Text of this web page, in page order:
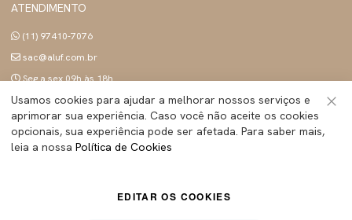
ATENDIMENTO
(11) 97410-7076
sac@aluf.com.br
Seg a sex 09h às 18h
SIGA A ALUF
Usamos cookies para ajudar a melhorar nossos serviços e
aprimorar sua experiência. Caso você não aceite os cookies
opcionais, sua experiência pode ser afetada. Para saber mais,
leia a nossa Política de Cookies
EDITAR OS COOKIES